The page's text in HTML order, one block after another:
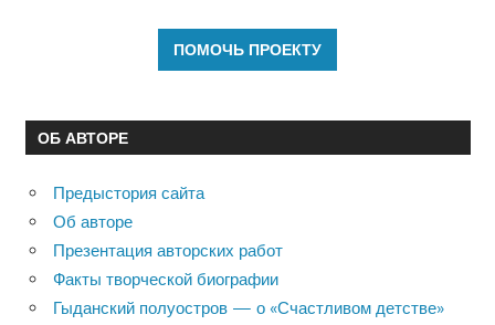
ОБ АВТОРЕ
Предыстория сайта
Об авторе
Презентация авторских работ
Факты творческой биографии
Гыданский полуостров — о «Счастливом детстве»